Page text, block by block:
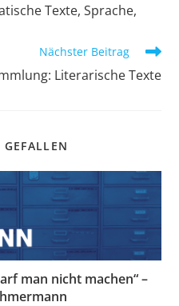
Texte, Sprache,
Nächster Beitrag
Literarische Texte
man nicht machen“ –